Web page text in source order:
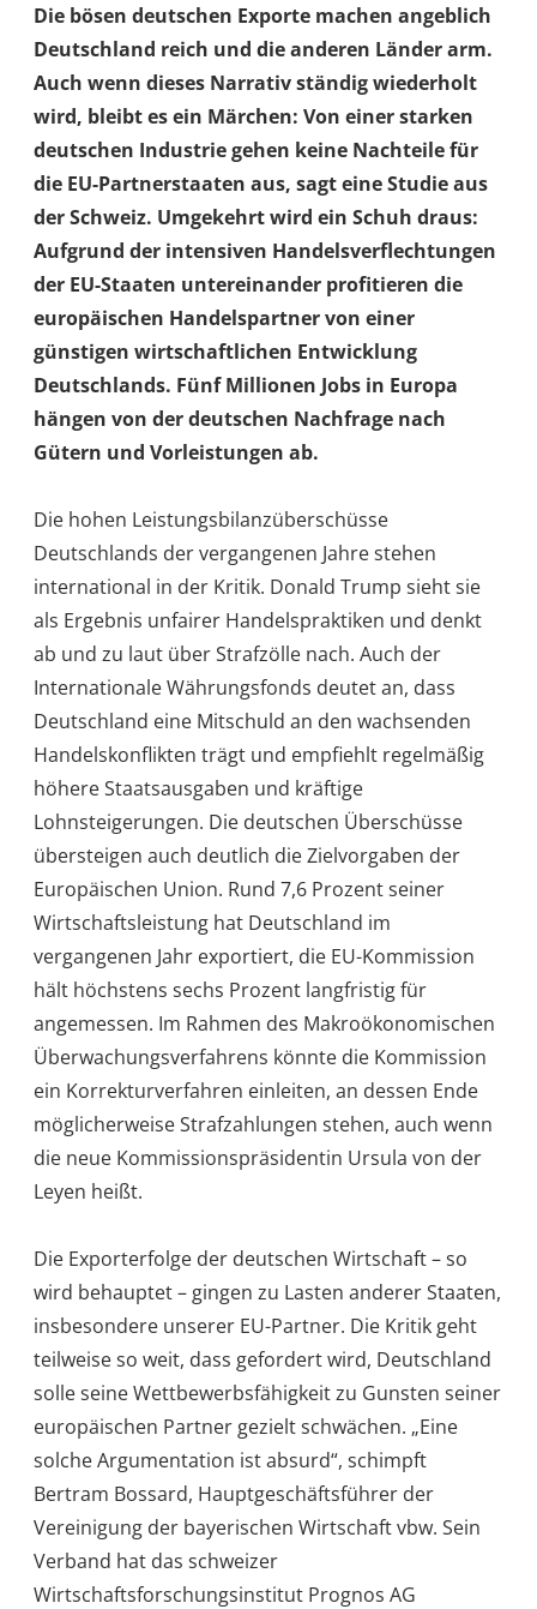
Die bösen deutschen Exporte machen angeblich
Deutschland reich und die anderen Länder arm.
Auch wenn dieses Narrativ ständig wiederholt
wird, bleibt es ein Märchen: Von einer starken
deutschen Industrie gehen keine Nachteile für
die EU-Partnerstaaten aus, sagt eine Studie aus
der Schweiz. Umgekehrt wird ein Schuh draus:
Aufgrund der intensiven Handelsverflechtungen
der EU-Staaten untereinander profitieren die
europäischen Handelspartner von einer
günstigen wirtschaftlichen Entwicklung
Deutschlands. Fünf Millionen Jobs in Europa
hängen von der deutschen Nachfrage nach
Gütern und Vorleistungen ab.
Die hohen Leistungsbilanzüberschüsse
Deutschlands der vergangenen Jahre stehen
international in der Kritik. Donald Trump sieht sie
als Ergebnis unfairer Handelspraktiken und denkt
ab und zu laut über Strafzölle nach. Auch der
Internationale Währungsfonds deutet an, dass
Deutschland eine Mitschuld an den wachsenden
Handelskonflikten trägt und empfiehlt regelmäßig
höhere Staatsausgaben und kräftige
Lohnsteigerungen. Die deutschen Überschüsse
übersteigen auch deutlich die Zielvorgaben der
Europäischen Union. Rund 7,6 Prozent seiner
Wirtschaftsleistung hat Deutschland im
vergangenen Jahr exportiert, die EU-Kommission
hält höchstens sechs Prozent langfristig für
angemessen. Im Rahmen des Makroökonomischen
Überwachungsverfahrens könnte die Kommission
ein Korrekturverfahren einleiten, an dessen Ende
möglicherweise Strafzahlungen stehen, auch wenn
die neue Kommissionspräsidentin Ursula von der
Leyen heißt.
Die Exporterfolge der deutschen Wirtschaft – so
wird behauptet – gingen zu Lasten anderer Staaten,
insbesondere unserer EU-Partner. Die Kritik geht
teilweise so weit, dass gefordert wird, Deutschland
solle seine Wettbewerbsfähigkeit zu Gunsten seiner
europäischen Partner gezielt schwächen. „Eine
solche Argumentation ist absurd“, schimpft
Bertram Bossard, Hauptgeschäftsführer der
Vereinigung der bayerischen Wirtschaft vbw. Sein
Verband hat das schweizer
Wirtschaftsforschungsinstitut Prognos AG